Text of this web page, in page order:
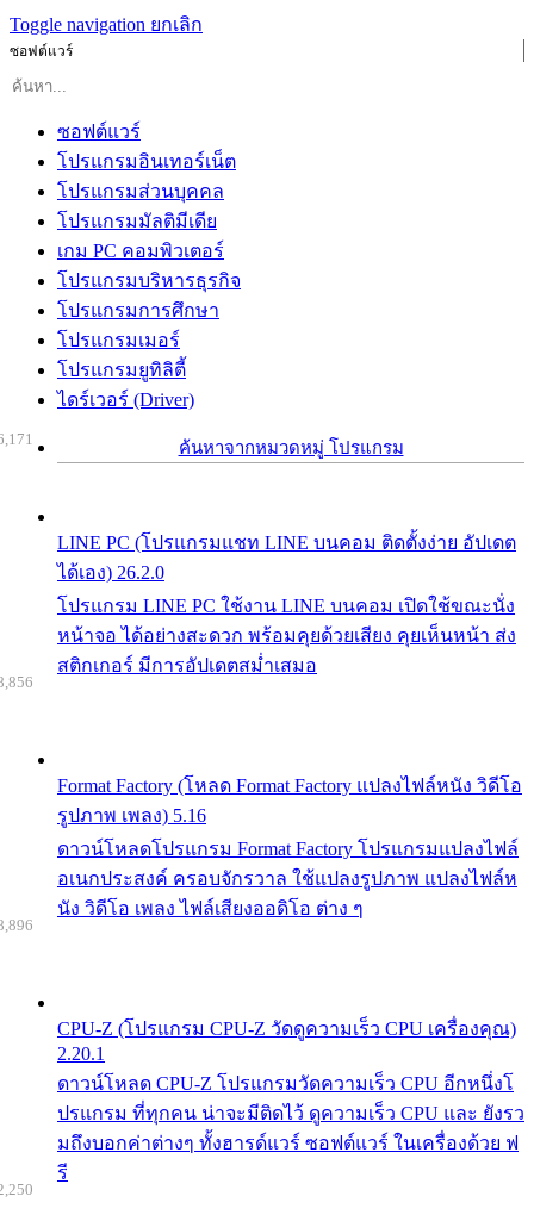
Toggle navigation ยกเลิก
ซอฟต์แวร์
ซอฟต์แวร์
โปรแกรมอินเทอร์เน็ต
โปรแกรมส่วนบุคคล
โปรแกรมมัลติมีเดีย
เกม PC คอมพิวเตอร์
โปรแกรมบริหารธุรกิจ
โปรแกรมการศึกษา
โปรแกรมเมอร์
โปรแกรมยูทิลิตี้
ไดร์เวอร์ (Driver)
ค้นหาจากหมวดหมู่ โปรแกรม
LINE PC (โปรแกรมแชท LINE บนคอม ติดตั้งง่าย อัปเดต
ได้เอง) 26.2.0
โปรแกรม LINE PC ใช้งาน LINE บนคอม เปิดใช้ขณะนั่ง
หน้าจอ ได้อย่างสะดวก พร้อมคุยด้วยเสียง คุยเห็นหน้า ส่ง
สติกเกอร์ มีการอัปเดตสม่ำเสมอ
Format Factory (โหลด Format Factory แปลงไฟล์หนัง วิดีโอ
รูปภาพ เพลง) 5.16
ดาวน์โหลดโปรแกรม Format Factory โปรแกรมแปลงไฟล์
อเนกประสงค์ ครอบจักรวาล ใช้แปลงรูปภาพ แปลงไฟล์ห
นัง วิดีโอ เพลง ไฟล์เสียงออดิโอ ต่าง ๆ
CPU-Z (โปรแกรม CPU-Z วัดดูความเร็ว CPU เครื่องคุณ)
2.20.1
ดาวน์โหลด CPU-Z โปรแกรมวัดความเร็ว CPU อีกหนึ่งโ
ปรแกรม ที่ทุกคน น่าจะมีติดไว้ ดูความเร็ว CPU และ ยังรว
มถึงบอกค่าต่างๆ ทั้งฮารด์แวร์ ซอฟต์แวร์ ในเครื่องด้วย ฟ
รี